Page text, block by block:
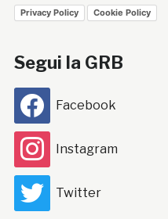
Privacy Policy Cookie Policy
Segui la GRB
Facebook
Instagram
Twitter